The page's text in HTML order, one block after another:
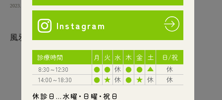
2023.02.24
風邪のときの口の中
こんにちは☀️
ふじもと歯科診療所です🦷